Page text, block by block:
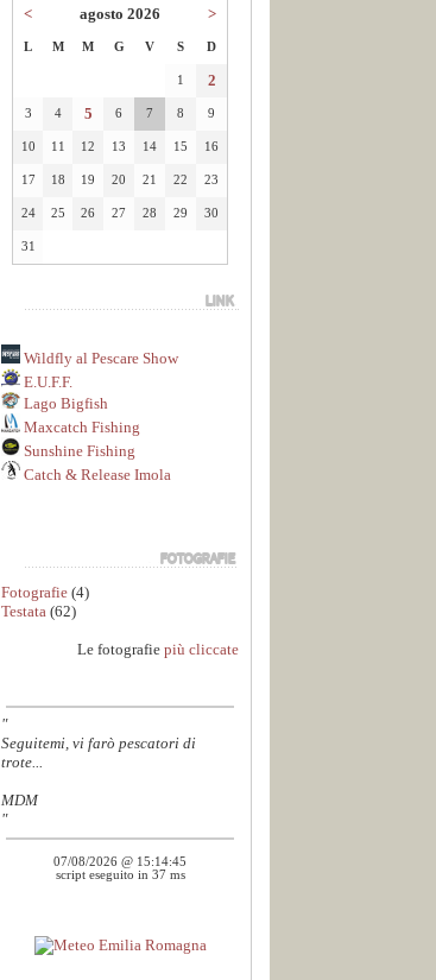
< agosto 2026 >
L M M G V S D
1 2
3 4 5 6 7 8 9
10 11 12 13 14 15 16
17 18 19 20 21 22 23
24 25 26 27 28 29 30
31
Wildfly al Pescare Show
E.U.F.F.
Lago Bigfish
Maxcatch Fishing
Sunshine Fishing
Catch & Release Imola
Fotografie (4)
Testata (62)
Le fotografie più cliccate
"
Seguitemi, vi farò pescatori di
trote...
MDM
"
07/08/2026 @ 15:14:45
script eseguito in 37 ms